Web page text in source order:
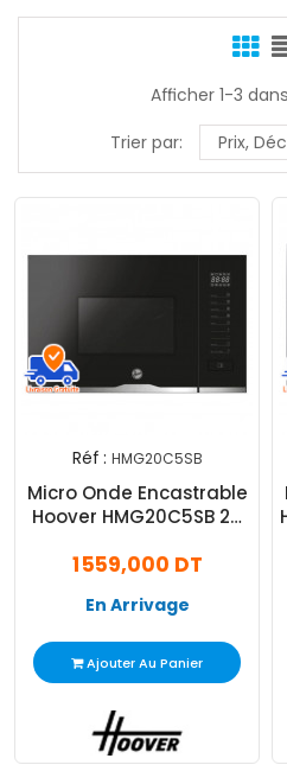
Afficher 1-3
Trier par:
Prix,
Réf : HMG20C5SB
Micro Onde Encastrable
Hoover HMG20C5SB 20
1 559,000 DT
En Arrivage
Ajouter Au Panier